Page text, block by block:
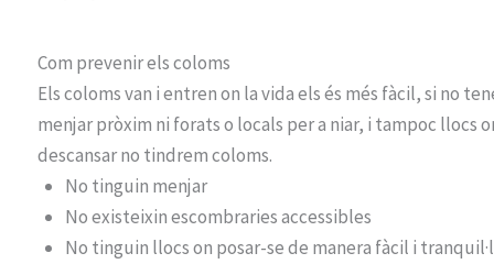
Com prevenir els coloms
Els coloms van i entren on la vida els és més fàcil, si no
menjar pròxim ni forats o locals per a niar, i tampoc llocs
descansar no tindrem coloms.
No tinguin menjar
No existeixin escombraries accessibles
No tinguin llocs on posar-se de manera fàcil i